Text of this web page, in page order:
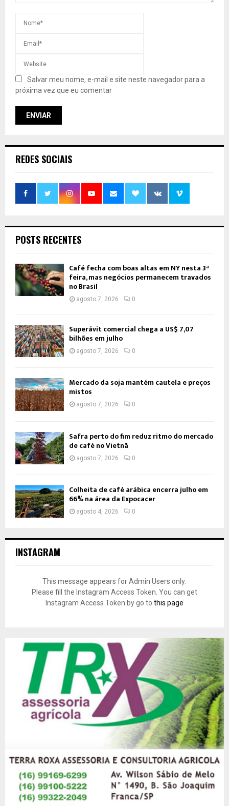
Salvar meu nome, e-mail e site neste navegador para a
próxima vez que eu comentar
REDES SOCIAIS
POSTS RECENTES
Café fecha com boas altas em NY nesta 3ª
feira, mas negócios permanecem travados
no Brasil
agosto 7, 2026 0
Superávit comercial chega a US$ 7,07
bilhões em julho
agosto 7, 2026 0
Mercado da soja mantém cautela e preços
mistos
agosto 7, 2026 0
Safra perto do fim reduz ritmo do mercado
de café no Vietnã
agosto 7, 2026 0
Colheita de café arábica encerra julho em
66% na área da Expocacer
agosto 4, 2026 0
INSTAGRAM
This message appears for Admin Users only:
Please fill the Instagram Access Token. You can get
Instagram Access Token by go to this page